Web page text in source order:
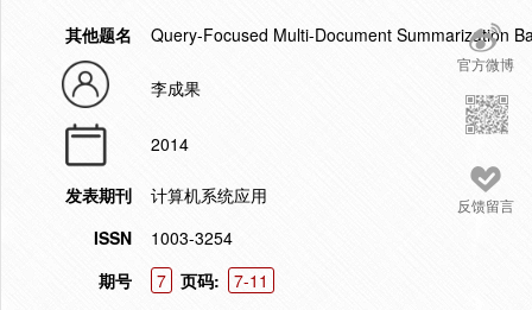
官方微博
反馈留言
其他题名 Query-Focused Multi-Document Summarization
李成果
2014
发表期刊
计算机系统应用
ISSN
1003-3254
期号
7 页码:
7-11